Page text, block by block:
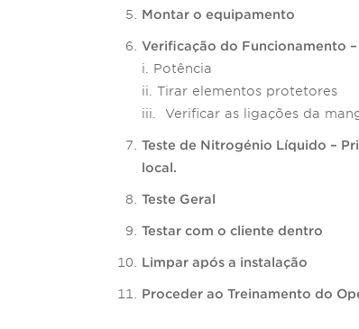
Montar o equipamento
Verificação do Funcionamento –
i. Potência
ii. Tirar elementos protetores
iii. Verificar as ligações da
Teste de Nitrogénio Líquido –
local.
Teste Geral
Testar com o cliente dentro
Limpar após a instalação
Proceder ao Treinamento do